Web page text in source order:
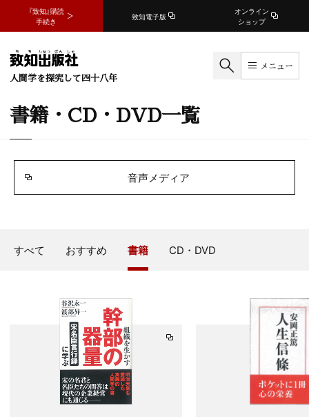
『致知』購読
手続き
致知電子版
オンライン
ショップ
人間学を探究して四十八年
メニュー
書籍・CD・DVD一覧
音声メディア
すべて おすすめ 書籍 CD・DVD